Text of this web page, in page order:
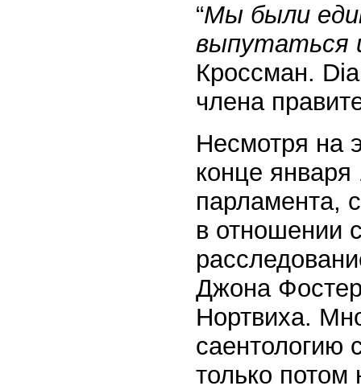
“Мы были
выпутаться
Кроссман.
члена
Несмотря на
конце
парламента,
в отношении
Джона
Нортвиха.
саентологию
только потом